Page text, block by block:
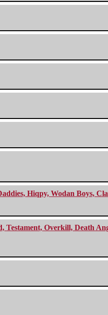
Hiqpy, Wodan Boys,
Testament, Overkill, Death